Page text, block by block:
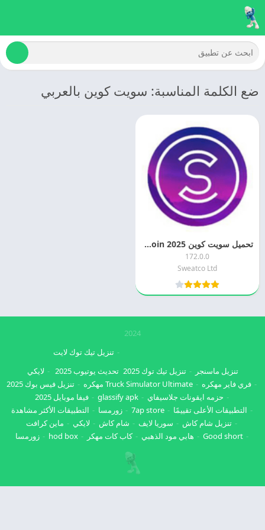
ضع الكلمة المناسبة: سويت كوين بالعربي
تحميل سويت كوين 2025 Sweatcoin اخر تحديث مجانا
172.0.0
Sweatco Ltd
2024
تنزيل ماسنجر تنزيل تيك توك 2025
تنزيل تيك توك لايت
تحديث يوتيوب 2025
لايكي
فري فاير مهكره
Truck Simulator Ultimate مهكره
تنزيل فيس بوك 2025
حزمه ايقونات جلاسيفاي
glassify apk
فيفا موبايل 2025
التطبيقات الأعلى تقييمًا
7ap store زورمسا
التطبيقات الأكثر مشاهدة
تنزيل شام كاش
سوريا لايف شام كاش لايكي
ماين كرافت
Good short
هابي مود الذهبي كاب كات مهكر hod box زورمسا